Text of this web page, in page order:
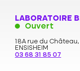
LABORATOIRE
Ouvert
18A rue du Château,
ENSISHEIM
03 68 31 85 07